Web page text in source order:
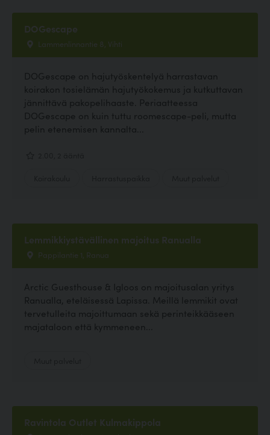
DOGescape
Lammenlinnantie 8, Vihti
DOGescape on hajutyöskentelyä harrastavan
koirakon tosielämän hajutyökokemus ja kutkuttavan
jännittävä pakopelihaaste. Periaatteessa
DOGescape on kuin tuttu roomescape-peli, mutta
pelin etenemisen kannalta...
Lemmikkiystävällinen majoitus Ranualla
Pappilantie 1, Ranua
Arctic Guesthouse & Igloos on majoitusalan yritys
Ranualla, eteläisessä Lapissa. Meillä lemmikit ovat
tervetulleita majoittumaan sekä perinteikkääseen
majataloon että kymmeneen...
Ravintola Outlet Kulmakippola